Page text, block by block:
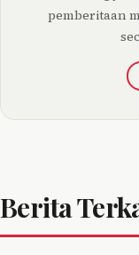
pemberitaan
Berita